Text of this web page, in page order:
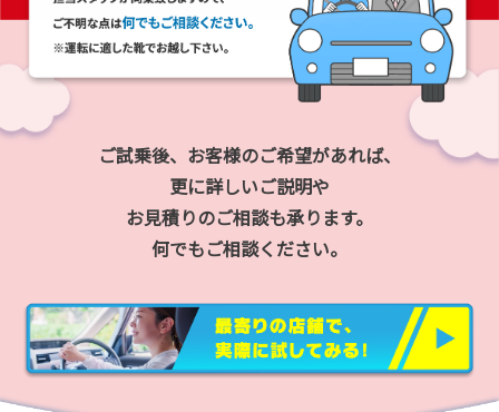
ご試乗後、お客様のご希望があれば、
更に詳しいご説明や
お見積りのご相談も承ります。
何でもご相談ください。